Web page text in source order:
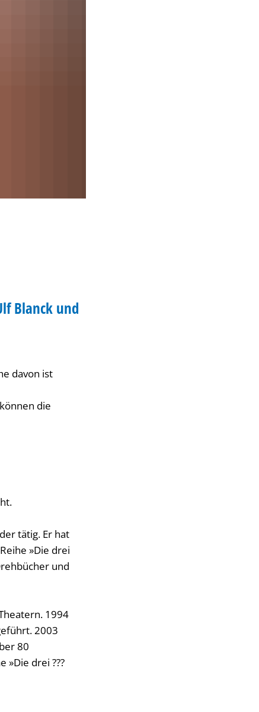
Blanck und
davon ist
die
tätig. Er hat
»Die drei
und
1994
2003
80
»Die drei ???